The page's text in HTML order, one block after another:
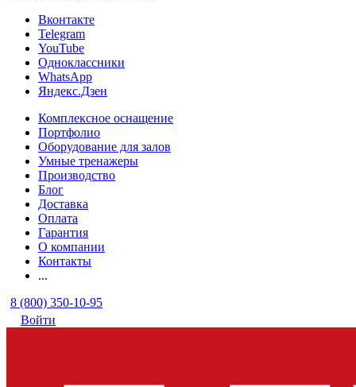
Вконтакте
Telegram
YouTube
Одноклассники
WhatsApp
Яндекс.Дзен
Комплексное оснащение
Портфолио
Оборудование для залов
Умные тренажеры
Производство
Блог
Доставка
Оплата
Гарантия
О компании
Контакты
...
8 (800) 350-10-95
Войти